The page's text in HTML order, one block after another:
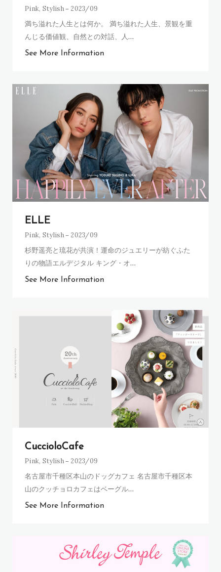
Pink, Stylish 2023/09
満ち溢れた人生とは何か。 満ち溢れた人生、景観を重
んじる価値観、自然との対話、人 …
See More Information
ELLE
Pink, Stylish 2023/09
杉野遥亮と琉花が共演！運命のジュエリーが紡ぐふた
りの物語エルデジタル キング・オ…
See More Information
CuccioloCafe
Pink, Stylish 2023/09
名古屋市千種区本山のドッグカフェ 名古屋市千種区本
山のクッチョロカフェはベーグル…
See More Information